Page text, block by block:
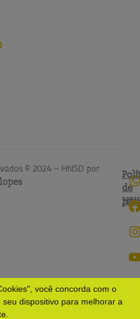
você concorda com o
dispositivo para melhorar a
© 2024 – HNSD por
de
do